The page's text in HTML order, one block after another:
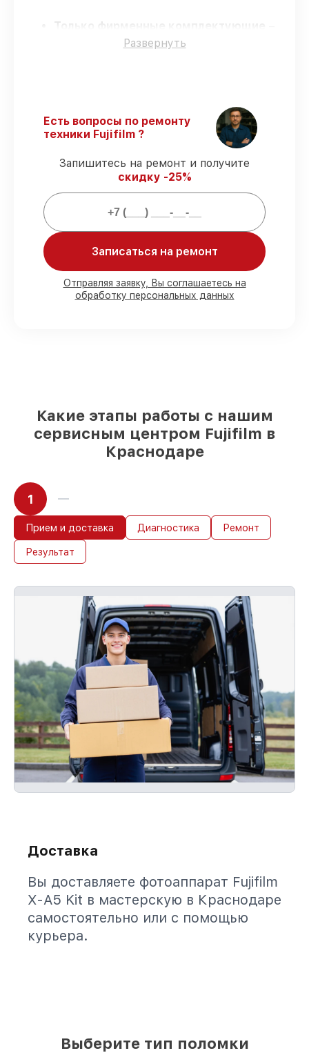
Только фирменные комплектующие
гарантируем использование фирменных
подтверждает их уровень мастерства.
Точное соблюдение сроков
–
соблюдаем сроки сервиса фотоаппарата
X-A5 Kit, согласованные с клиентом.
Сервис с гарантией– предоставляем
официальное гарантийное
сопровождение после починки.
Мы гарантируем:
80%работ в присутствии заказчика
90%комплектующих для фотоаппаратов
на складе или доступны для срочного
Развернуть
Есть вопросы по ремонту
техники Fujifilm ?
Запишитесь на ремонт и получите
скидку -25%
Записаться на ремонт
Отправляя заявку, Вы соглашаетесь на
обработку персональных данных
Какие этапы работы с нашим
сервисным центром Fujifilm в
Краснодаре
1
Прием и доставка Диагностика Ремонт
Результат
Доставка
Вы доставляете фотоаппарат Fujifilm
X-A5 Kit в мастерскую в Краснодаре
самостоятельно или с помощью
курьера.
Выберите тип поломки